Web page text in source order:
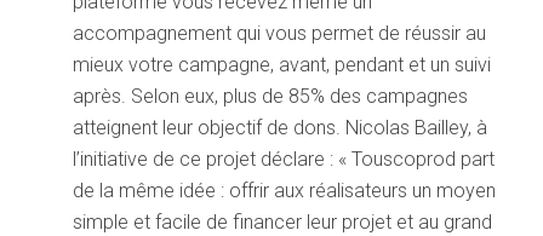
accompagnement qui vous permet de réussir au
mieux votre campagne, avant, pendant et un suivi
après. Selon eux, plus de 85% des campagnes
atteignent leur objectif de dons. Nicolas Bailley, à
l’initiative de ce projet déclare : « Touscoprod part
de la même idée : offrir aux réalisateurs un moyen
simple et facile de financer leur projet et au grand